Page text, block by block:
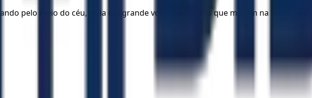
pelo meio do céu, dizia em grande voz: Ai! Ai! Ai dos que moram na terra,